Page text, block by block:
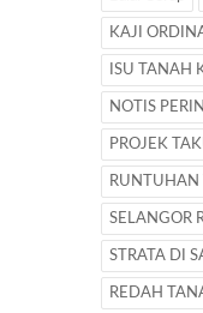
KAJI
ISU TANAH
NOTIS
PROJEK
RUNTUHAN
SELANGOR
STRATA DI
REDAH